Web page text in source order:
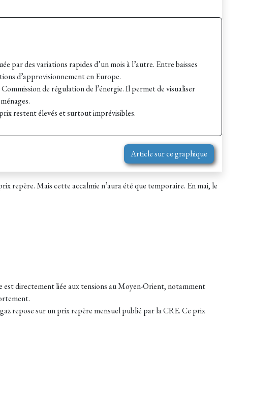
par des variations rapides d’un mois à l’autre. Entre baisses
d’approvisionnement en Europe.
de régulation de l’énergie. Il permet de visualiser
restent élevés et surtout imprévisibles.
Article sur ce graphique
repère. Mais cette accalmie n’aura été que temporaire. En mai, le
est directement liée aux tensions au Moyen-Orient, notamment
repose sur un prix repère mensuel publié par la CRE. Ce prix